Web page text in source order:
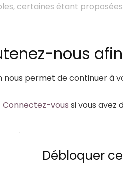
certaines étant
nous
nous permet de continuer à
Connectez-vous si vous avez
Débloquer